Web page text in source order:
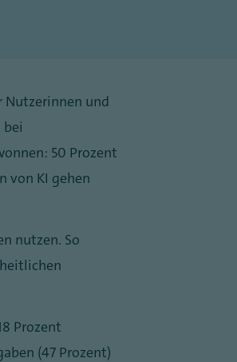
Nutzerinnen und
50 Prozent
von KI gehen
nutzen. So
Prozent
(47 Prozent)